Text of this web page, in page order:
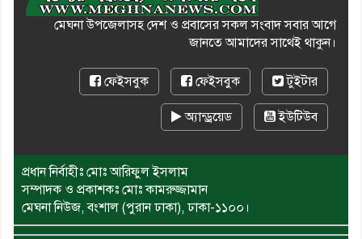
মেঘনা উপজেলাসহ দেশ ও প্রবাসের সকল সংবাদ সবার আগে
জানতে আমাদের সাথেই থাকুন।
ফেইসবুক ফেইসবুক টুইটার
অ্যান্ড্রয়েড ইউটিউব
প্রধান নির্বাহীঃ মোঃ আরিফুল ইসলাম
সম্পাদক ও প্রকাশকঃ মোঃ কামরুজ্জামান
মেঘনা নিউজ, বংশাল (পুরান ঢাকা), ঢাকা-১১০০।